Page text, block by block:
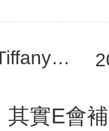
Tiffany920302
其實E會